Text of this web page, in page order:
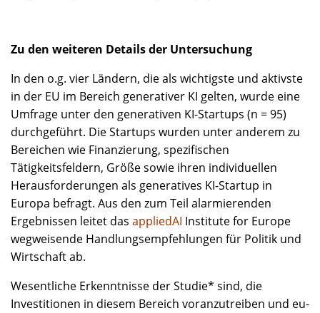
Zu den weiteren Details der Untersuchung
In den o.g. vier Ländern, die als wichtigste und aktivste
in der EU im Bereich generativer KI gelten, wurde eine
Umfrage unter den generativen KI-Startups (n = 95)
durchgeführt. Die Startups wurden unter anderem zu
Bereichen wie Finanzierung, spezifischen
Tätigkeitsfeldern, Größe sowie ihren individuellen
Herausforderungen als generatives KI-Startup in
Europa befragt. Aus den zum Teil alarmierenden
Ergebnissen leitet das appliedAI Institute for Europe
wegweisende Handlungsempfehlungen für Politik und
Wirtschaft ab.
Wesentliche Erkenntnisse der Studie* sind, die
Investitionen in diesem Bereich voranzutreiben und eu­